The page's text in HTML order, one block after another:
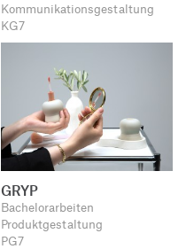
Kommunikationsgestaltung
KG7
GRYP
Bachelorarbeiten
Produktgestaltung
PG7